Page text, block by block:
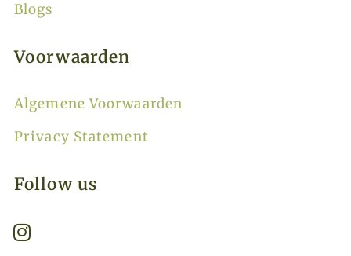
Blogs
Voorwaarden
Algemene Voorwaarden
Privacy Statement
Follow us